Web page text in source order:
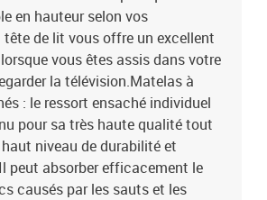
en hauteur selon vos
tête de lit vous offre un excellent
vous êtes assis dans votre
la télévision.Matelas à
: le ressort ensaché individuel
pour sa très haute qualité tout
niveau de durabilité et
peut absorber efficacement le
causés par les sauts et les